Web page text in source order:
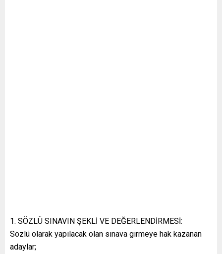
SÖZLÜ SINAVIN ŞEKLİ VE DEĞERLENDİRMESİ:
Sözlü olarak yapılacak olan sınava girmeye hak kazanan
adaylar;